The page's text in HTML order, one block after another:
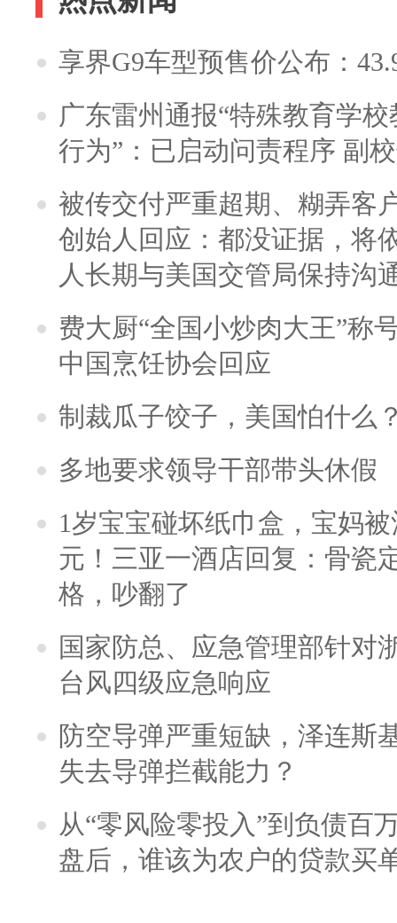
享界G9车型预售价公布：
广东雷州通报“特殊教育学
行为”：已启动问责程序 副
被传交付严重超期、糊弄客
创始人回应：都没证据，将
人长期与美国交管局保持沟
费大厨“全国小炒肉大王”称
中国烹饪协会回应
制裁瓜子饺子，美国怕什么
多地要求领导干部带头休假
1岁宝宝碰坏纸巾盒，宝妈
元！三亚一酒店回复：骨瓷
格，吵翻了
国家防总、应急管理部针对
台风四级应急响应
防空导弹严重短缺，泽连斯
失去导弹拦截能力？
从“零风险零投入”到负债百
盘后，谁该为农户的贷款买